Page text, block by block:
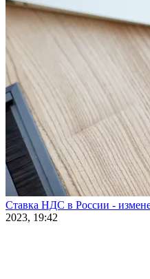
Ставка НДС в России -
2023, 19:42